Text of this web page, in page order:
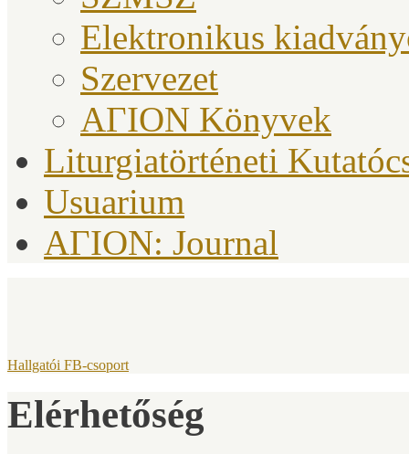
Elektronikus
Szervezet
ΑΓΙΟΝ Könyvek
Liturgiatörténeti
Usuarium
AΓION: Journal
Hallgatói FB-csoport
Elérhetőség